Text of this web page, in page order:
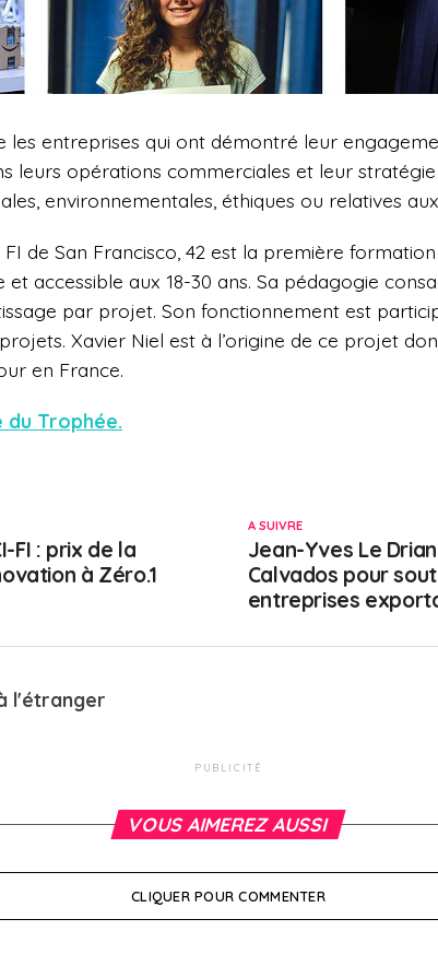
les entreprises qui ont démontré leur
leurs opérations commerciales et leur
environnementales, éthiques ou relatives
de San Francisco, 42 est la première
accessible aux 18-30 ans. Sa pédagogie
par projet. Son fonctionnement est
Xavier Niel est à l’origine de ce projet
en France.
du Trophée.
A SUIVRE
Jean-Yves Le
Calvados pour
entreprises
FI : prix de la
à Zéro.1
l'étranger
PUBLICITÉ
VOUS AIMEREZ AUSSI
CLIQUER POUR COMMENTER